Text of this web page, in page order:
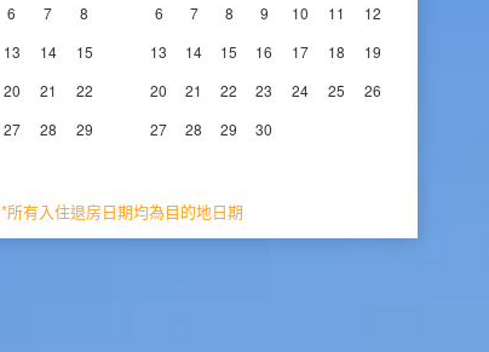
6 7
8
13 14
15
20 21
22
27 28
29
6
7 8 9 10 11
12
13
14 15 16 17 18
19
20
21 22 23 24 25
26
27
28 29 30
*所有入住退房日期均為目的地日期